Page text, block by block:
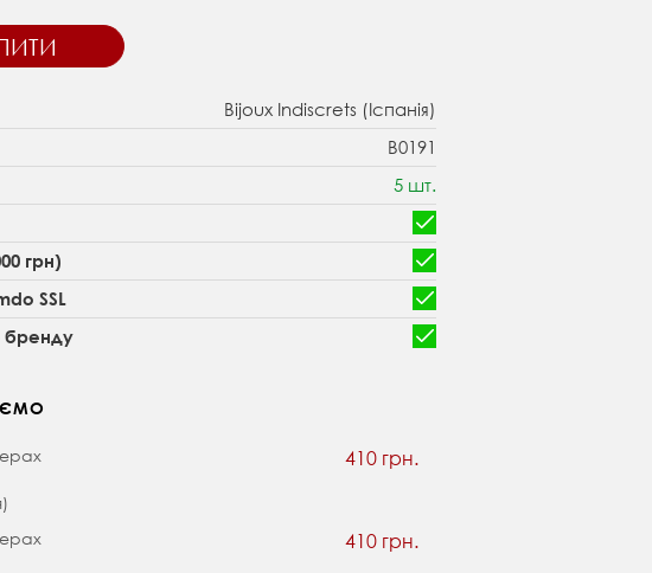
Bijoux Indiscrets (Іспанія)
B0191
5 шт.
грн)
SSL
бренду
410 грн.
410 грн.